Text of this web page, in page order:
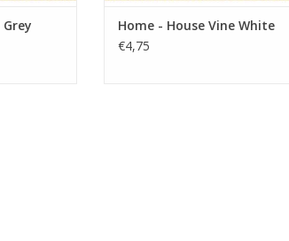
Home - House Vine White
€4,75